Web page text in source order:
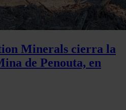
Minerals cierra la
de Penouta, en